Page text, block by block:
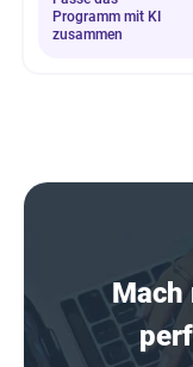
Programm mit KI
zusammen
Mach